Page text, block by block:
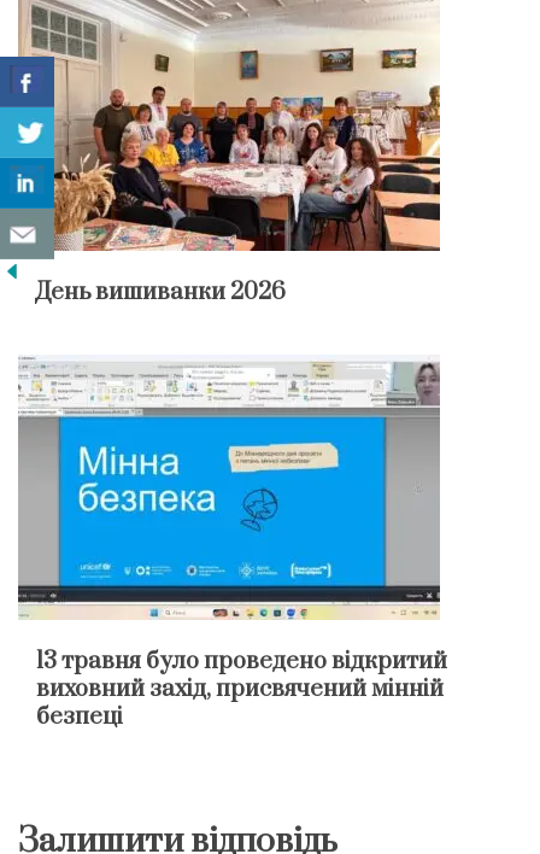
День вишиванки 2026
13 травня було проведено відкритий
виховний захід, присвячений мінній
безпеці
Залишити відповідь